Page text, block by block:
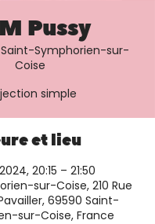
Pussy
Saint-Symphorien-sur-
Coise
simple
et lieu
20:15 – 21:50
sur-Coise, 210 Rue
69590 Saint-
sur-Coise, France